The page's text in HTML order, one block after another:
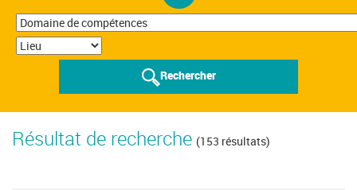
Rechercher
Résultat de recherche (153 résultats)